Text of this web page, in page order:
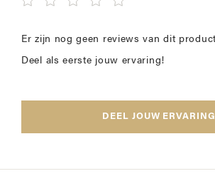
Er zijn nog geen reviews van dit
Deel als eerste jouw ervaring!
DEEL JOUW ERVARING